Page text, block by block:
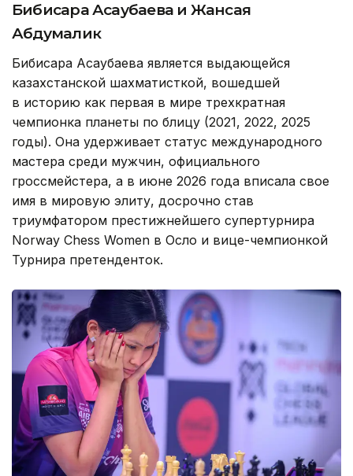
Бибисара Асаубаева и Жансая
Абдумалик
Бибисара Асаубаева является выдающейся
казахстанской шахматисткой, вошедшей
в историю как первая в мире трехкратная
чемпионка планеты по блицу (2021, 2022, 2025
годы). Она удерживает статус международного
мастера среди мужчин, официального
гроссмейстера, а в июне 2026 года вписала свое
имя в мировую элиту, досрочно став
триумфатором престижнейшего супертурнира
Norway Chess Women в Осло и вице-чемпионкой
Турнира претенденток.